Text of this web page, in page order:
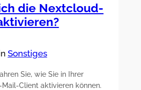
die Nextcloud-
Sonstiges
Sie, wie Sie in Ihrer
Client aktivieren können.